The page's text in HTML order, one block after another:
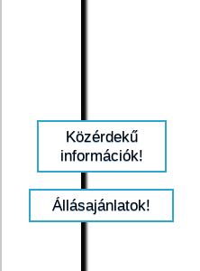
Közérdekű
információk!
Állásajánlatok!